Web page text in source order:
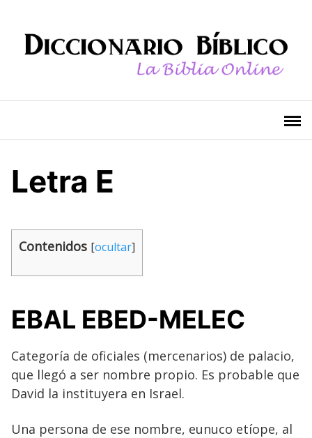
contenido
Letra E
Contenidos [ocultar]
EBAL EBED-MELEC
Categoría de oficiales (mercenarios) de palacio,
que llegó a ser nombre propio. Es probable que
David la instituyera en Israel.
Una persona de ese nombre, eunuco etíope, al